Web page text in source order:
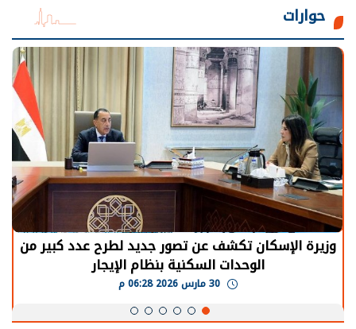
حوارات
الرئيس السيسي: توقف الأنشطة في قطاع الطاقة
يحتاج إلى سنوات لعودة معدلات الإنتاج الطبيعية